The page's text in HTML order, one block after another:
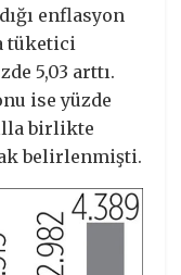
enflasyon
tüketici
5,03 arttı.
ise yüzde
birlikte
belirlenmişti.